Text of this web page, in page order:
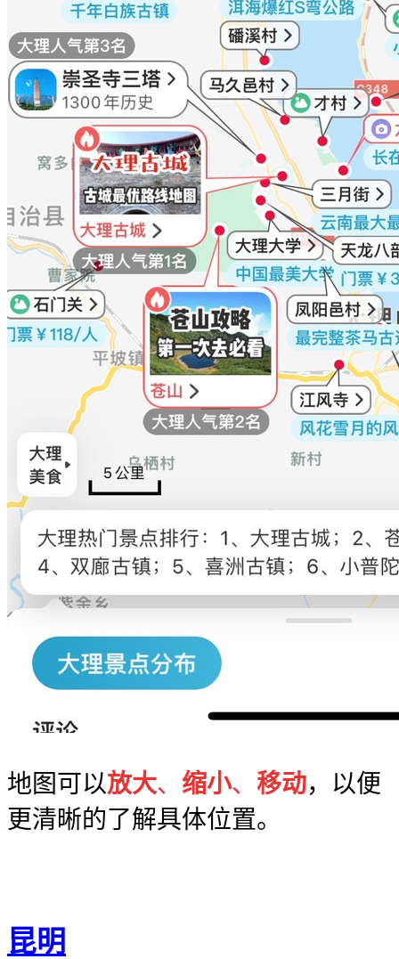
地图可以放大、 缩小、 移动，以便
更清晰的了解具体位置。
昆明